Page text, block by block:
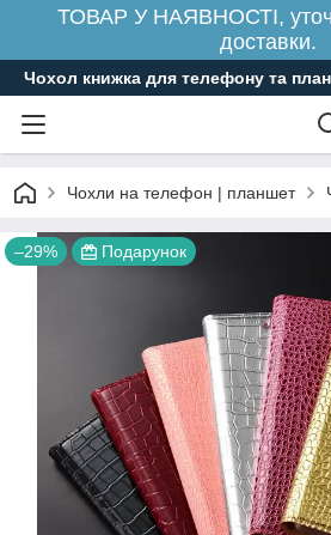
ТОВАР У НАЯВНОСТІ,
доставки.
Чохол книжка для телефону та
Чохли на телефон | планшет
–29% Подарунок